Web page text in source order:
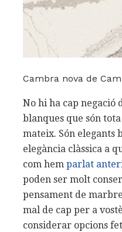
Cambra nova de
No hi ha cap negació
blanques que són
mateix. Són elegants
elegància clàssica a
com hem parlat
poden ser molt
pensament de
mal de cap per a
considerar opcions